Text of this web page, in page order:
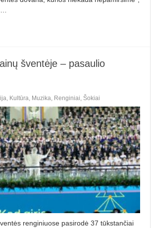
šventėje – pasaulio
, Kultūra, Muzika, Renginiai, Šokiai
renginiuose pasirodė 37 tūkstančiai